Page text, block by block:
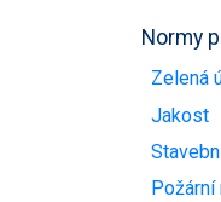
Normy
Zelená
Jakost
Požární